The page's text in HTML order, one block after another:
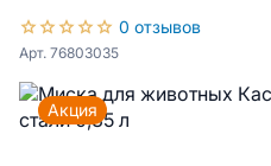
0 отзывов
Арт. 76803035
Акция